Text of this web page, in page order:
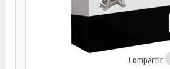
Compartir